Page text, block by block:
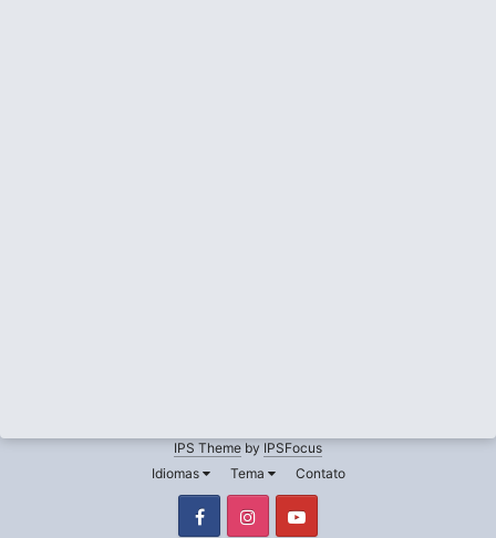
IPS Theme by IPSFocus
Idiomas
Tema Contato
FacebookInstagram